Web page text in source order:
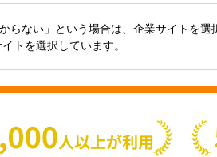
らない」という場合は、企業サイトを選
トを選択しています。